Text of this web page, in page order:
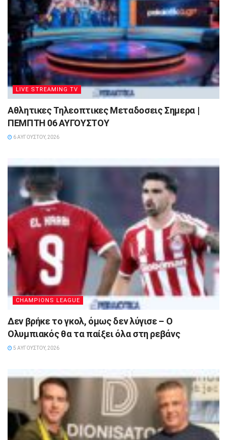
LIVE STREAMING TV
Αθλητικες Τηλεοπτικες Μεταδοσεις Σημερα |
ΠΕΜΠΤΗ 06 ΑΥΓΟΥΣΤΟΥ
6 ΑΥΓΟΎΣΤΟΥ, 2026
CHAMPIONS LEAGUE
Δεν βρήκε το γκολ, όμως δεν λύγισε – Ο
Ολυμπιακός θα τα παίξει όλα στη ρεβάνς
5 ΑΥΓΟΎΣΤΟΥ, 2026